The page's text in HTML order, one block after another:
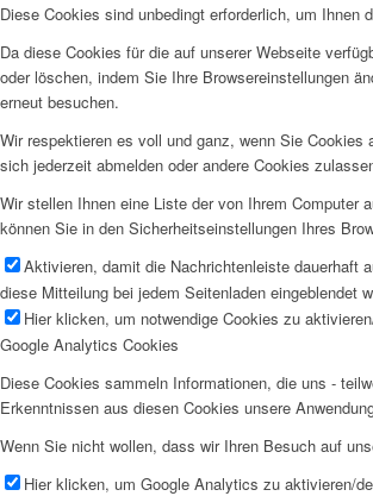
Diese Cookies sind unbedingt erforderlich, um Ihnen
Da diese Cookies für die auf unserer Webseite
oder löschen, indem Sie Ihre Browsereinstellungen
erneut besuchen.
Wir respektieren es voll und ganz, wenn Sie
sich jederzeit abmelden oder andere Cookies
Wir stellen Ihnen eine Liste der von Ihrem Computer
können Sie in den Sicherheitseinstellungen Ihres
Aktivieren, damit die Nachrichtenleiste dauerhaft
diese Mitteilung bei jedem Seitenladen eingeblendet
Hier klicken, um notwendige Cookies zu
Google Analytics Cookies
Diese Cookies sammeln Informationen, die uns -
Erkenntnissen aus diesen Cookies unsere
Wenn Sie nicht wollen, dass wir Ihren Besuch auf
Hier klicken, um Google Analytics zu aktivieren/